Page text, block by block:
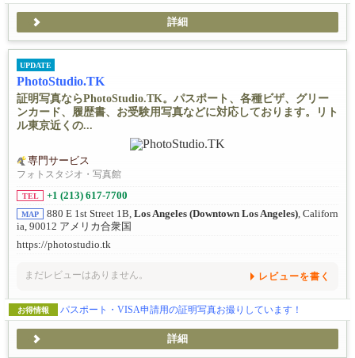
詳細
UPDATE
PhotoStudio.TK
証明写真ならPhotoStudio.TK。パスポート、各種ビザ、グリー
ンカード、履歴書、お受験用写真などに対応しております。リト
ル東京近くの...
専門サービス
フォトスタジオ・写真館
TEL +1 (213) 617-7700
MAP 880 E 1st Street 1B, Los Angeles (Downtown Los Angeles) , Californ
ia, 90012 アメリカ合衆国
https://photostudio.tk
まだレビューはありません。 レビューを書く
お得情報 パスポート・VISA申請用の証明写真お撮りしています！
詳細